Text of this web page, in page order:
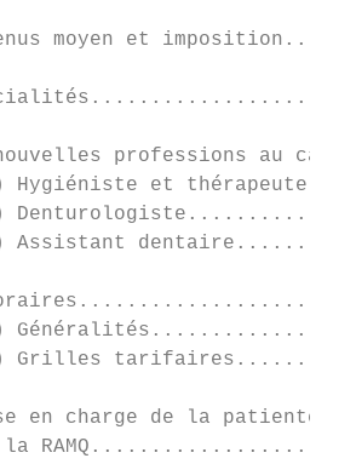
moyen et
professions au
Hygiéniste et thérapeute
Assistant
Grilles
en charge de la